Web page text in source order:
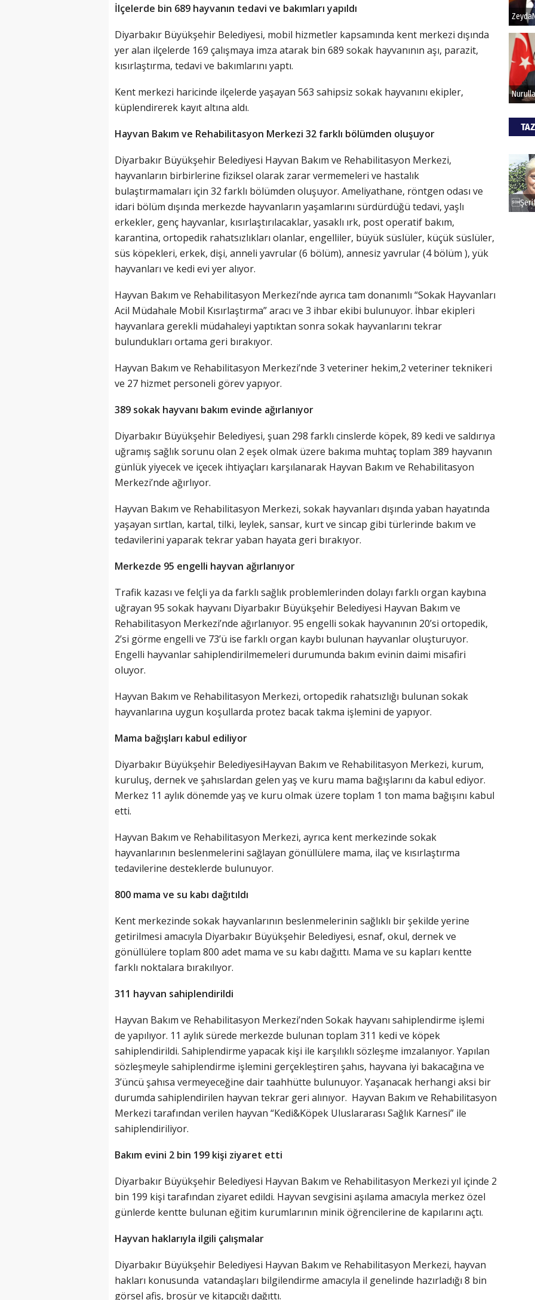
İlçelerde bin 689 hayvanın tedavi ve bakımları yapıldı
Diyarbakır Büyükşehir Belediyesi, mobil hizmetler kapsamında kent merkezi dışında
yer alan ilçelerde 169 çalışmaya imza atarak bin 689 sokak hayvanının aşı, parazit,
kısırlaştırma, tedavi ve bakımlarını yaptı.
Kent merkezi haricinde ilçelerde yaşayan 563 sahipsiz sokak hayvanını ekipler,
küplendirerek kayıt altına aldı.
Hayvan Bakım ve Rehabilitasyon Merkezi 32 farklı bölümden oluşuyor
Diyarbakır Büyükşehir Belediyesi Hayvan Bakım ve Rehabilitasyon Merkezi,
hayvanların birbirlerine fiziksel olarak zarar vermemeleri ve hastalık
bulaştırmamaları için 32 farklı bölümden oluşuyor. Ameliyathane, röntgen odası ve
idari bölüm dışında merkezde hayvanların yaşamlarını sürdürdüğü tedavi, yaşlı
erkekler, genç hayvanlar, kısırlaştırılacaklar, yasaklı ırk, post operatif bakım,
karantina, ortopedik rahatsızlıkları olanlar, engelliler, büyük süslüler, küçük süslüler,
süs köpekleri, erkek, dişi, anneli yavrular (6 bölüm), annesiz yavrular (4 bölüm ), yük
hayvanları ve kedi evi yer alıyor.
Hayvan Bakım ve Rehabilitasyon Merkezi’nde ayrıca tam donanımlı “Sokak Hayvanları
Acil Müdahale Mobil Kısırlaştırma” aracı ve 3 ihbar ekibi bulunuyor. İhbar ekipleri
hayvanlara gerekli müdahaleyi yaptıktan sonra sokak hayvanlarını tekrar
bulundukları ortama geri bırakıyor.
Hayvan Bakım ve Rehabilitasyon Merkezi’nde 3 veteriner hekim,2 veteriner teknikeri
ve 27 hizmet personeli görev yapıyor.
389 sokak hayvanı bakım evinde ağırlanıyor
Diyarbakır Büyükşehir Belediyesi, şuan 298 farklı cinslerde köpek, 89 kedi ve saldırıya
uğramış sağlık sorunu olan 2 eşek olmak üzere bakıma muhtaç toplam 389 hayvanın
günlük yiyecek ve içecek ihtiyaçları karşılanarak Hayvan Bakım ve Rehabilitasyon
Merkezi’nde ağırlıyor.
Hayvan Bakım ve Rehabilitasyon Merkezi, sokak hayvanları dışında yaban hayatında
yaşayan sırtlan, kartal, tilki, leylek, sansar, kurt ve sincap gibi türlerinde bakım ve
tedavilerini yaparak tekrar yaban hayata geri bırakıyor.
Merkezde 95 engelli hayvan ağırlanıyor
Trafik kazası ve felçli ya da farklı sağlık problemlerinden dolayı farklı organ kaybına
uğrayan 95 sokak hayvanı Diyarbakır Büyükşehir Belediyesi Hayvan Bakım ve
Rehabilitasyon Merkezi’nde ağırlanıyor. 95 engelli sokak hayvanının 20’si ortopedik,
2’si görme engelli ve 73’ü ise farklı organ kaybı bulunan hayvanlar oluşturuyor.
Engelli hayvanlar sahiplendirilmemeleri durumunda bakım evinin daimi misafiri
oluyor.
Hayvan Bakım ve Rehabilitasyon Merkezi, ortopedik rahatsızlığı bulunan sokak
hayvanlarına uygun koşullarda protez bacak takma işlemini de yapıyor.
Mama bağışları kabul ediliyor
Diyarbakır Büyükşehir BelediyesiHayvan Bakım ve Rehabilitasyon Merkezi, kurum,
kuruluş, dernek ve şahıslardan gelen yaş ve kuru mama bağışlarını da kabul ediyor.
Merkez 11 aylık dönemde yaş ve kuru olmak üzere toplam 1 ton mama bağışını kabul
etti.
Hayvan Bakım ve Rehabilitasyon Merkezi, ayrıca kent merkezinde sokak
hayvanlarının beslenmelerini sağlayan gönüllülere mama, ilaç ve kısırlaştırma
tedavilerine desteklerde bulunuyor.
800 mama ve su kabı dağıtıldı
Kent merkezinde sokak hayvanlarının beslenmelerinin sağlıklı bir şekilde yerine
getirilmesi amacıyla Diyarbakır Büyükşehir Belediyesi, esnaf, okul, dernek ve
gönüllülere toplam 800 adet mama ve su kabı dağıttı. Mama ve su kapları kentte
farklı noktalara bırakılıyor.
311 hayvan sahiplendirildi
Hayvan Bakım ve Rehabilitasyon Merkezi’nden Sokak hayvanı sahiplendirme işlemi
de yapılıyor. 11 aylık sürede merkezde bulunan toplam 311 kedi ve köpek
sahiplendirildi. Sahiplendirme yapacak kişi ile karşılıklı sözleşme imzalanıyor. Yapılan
sözleşmeyle sahiplendirme işlemini gerçekleştiren şahıs, hayvana iyi bakacağına ve
3’üncü şahısa vermeyeceğine dair taahhütte bulunuyor. Yaşanacak herhangi aksi bir
durumda sahiplendirilen hayvan tekrar geri alınıyor. Hayvan Bakım ve Rehabilitasyon
Merkezi tarafından verilen hayvan “Kedi&Köpek Uluslararası Sağlık Karnesi” ile
sahiplendiriliyor.
Bakım evini 2 bin 199 kişi ziyaret etti
Diyarbakır Büyükşehir Belediyesi Hayvan Bakım ve Rehabilitasyon Merkezi yıl içinde 2
bin 199 kişi tarafından ziyaret edildi. Hayvan sevgisini aşılama amacıyla merkez özel
günlerde kentte bulunan eğitim kurumlarının minik öğrencilerine de kapılarını açtı.
Hayvan haklarıyla ilgili çalışmalar
Diyarbakır Büyükşehir Belediyesi Hayvan Bakım ve Rehabilitasyon Merkezi, hayvan
hakları konusunda vatandaşları bilgilendirme amacıyla il genelinde hazırladığı 8 bin
görsel afiş, broşür ve kitapçığı dağıttı.
Bu